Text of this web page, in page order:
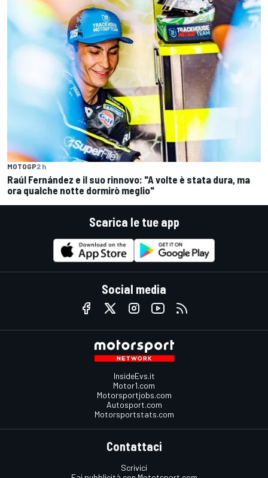
MOTOGP2 h
Raúl Fernández e il suo rinnovo: "A volte è stata dura, ma
ora qualche notte dormirò meglio"
Scarica le tue app
Social media
InsideEvs.it
Motor1.com
Motorsportjobs.com
Autosport.com
Motorsportstats.com
Contattaci
Scrivici